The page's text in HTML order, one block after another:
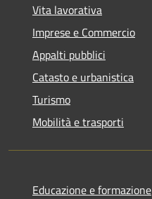
Vita lavorativa
Imprese e Commercio
Appalti pubblici
Catasto e urbanistica
Turismo
Mobilità e trasporti
Educazione e formazione